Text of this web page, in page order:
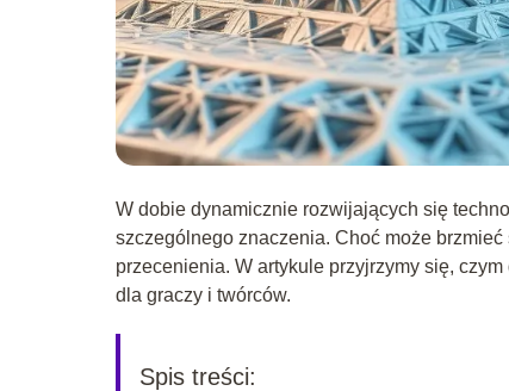
W dobie dynamicznie rozwijających się
szczególnego znaczenia. Choć może
przecenienia. W artykule przyjrzymy się,
dla graczy i twórców.
Spis treści: